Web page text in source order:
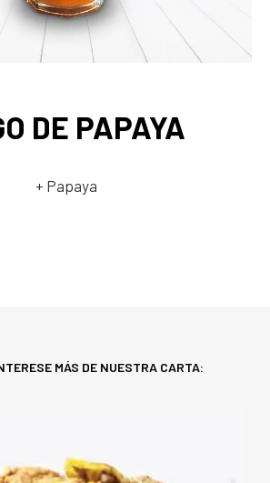
DE PAPAYA
+ Papaya
MÁS DE NUESTRA CARTA: